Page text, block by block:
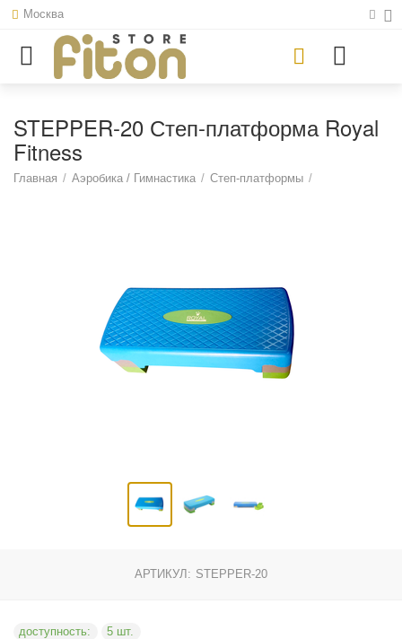
Москва
STEPPER-20 Степ-платформа Royal
Fitness
Главная / Аэробика / Гимнастика / Степ-платформы /
АРТИКУЛ: STEPPER-20
доступность: 5 шт.